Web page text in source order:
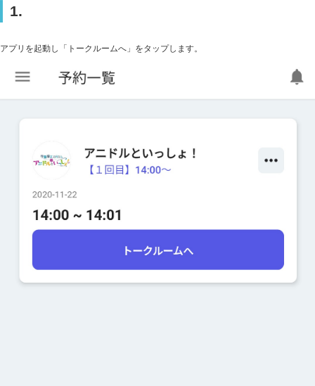
1.
アプリを起動し「トークルームへ」をタップします。